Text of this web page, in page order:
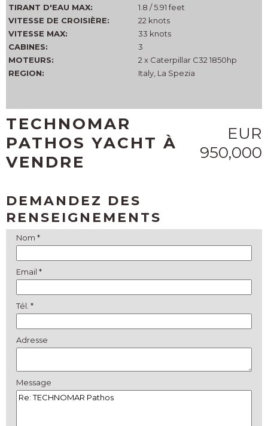
TIRANT D'EAU MAX:
1.8 / 5.91 feet
VITESSE DE CROISIÈRE:
22 knots
VITESSE MAX:
33 knots
CABINES:
3
MOTEURS:
2 x Caterpillar C32 1850hp
REGION:
Italy, La Spezia
TECHNOMAR
PATHOS YACHT À
VENDRE
EUR
950,000
DEMANDEZ DES
RENSEIGNEMENTS
Nom *
Email *
Tél. *
Adresse
Message